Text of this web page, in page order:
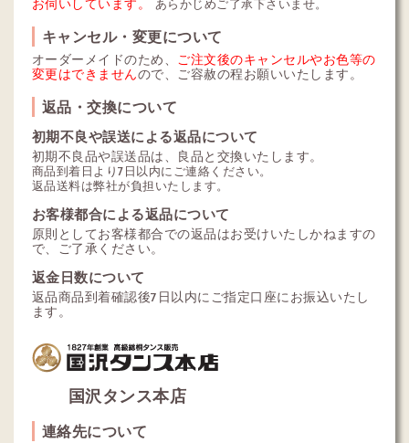
お伺いしています。
あらかじめご了承下さいませ。
キャンセル・変更について
オーダーメイドのため、 ご注文後のキャンセルやお色等の
変更はできませんので、ご容赦の程お願いいたします。
返品・交換について
初期不良や誤送による返品について
初期不良品や誤送品は、良品と交換いたします。
商品到着日より7日以内にご連絡ください。
返品送料は弊社が負担いたします。
お客様都合による返品について
原則としてお客様都合での返品はお受けいたしかねますの
で、ご了承ください。
返金日数について
返品商品到着確認後7日以内にご指定口座にお振込いたし
ます。
国沢タンス本店
連絡先について